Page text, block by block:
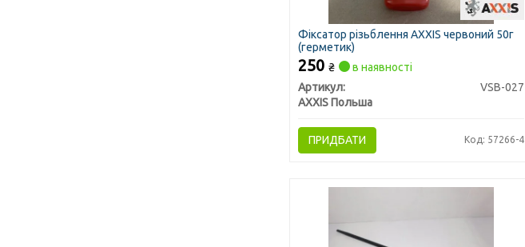
Фіксатор різьблення AXXIS червоний 50г
(герметик)
250 ₴
в наявності
Артикул:
VSB-027
AXXIS Польша
ПРИДБАТИ Код: 57266-4